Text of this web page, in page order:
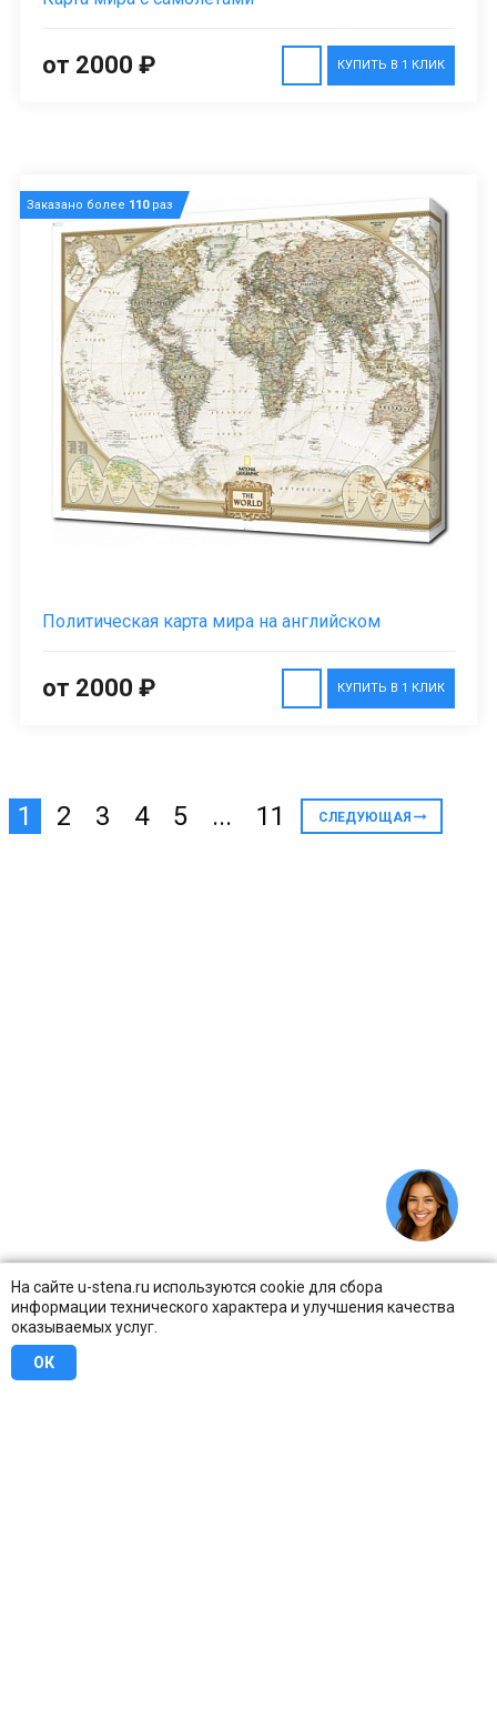
На сайте u-stena.ru используются cookie для сбора
информации технического характера и улучшения качества
оказываемых услуг.
ОК
КУПИТЬ В 1 КЛИК
от 2000 ₽
Заказано более 110раз
Политическая карта мира на английском
КУПИТЬ В 1 КЛИК
от 2000 ₽
1 2 3 4 5 ... 11 СЛЕДУЮЩАЯ